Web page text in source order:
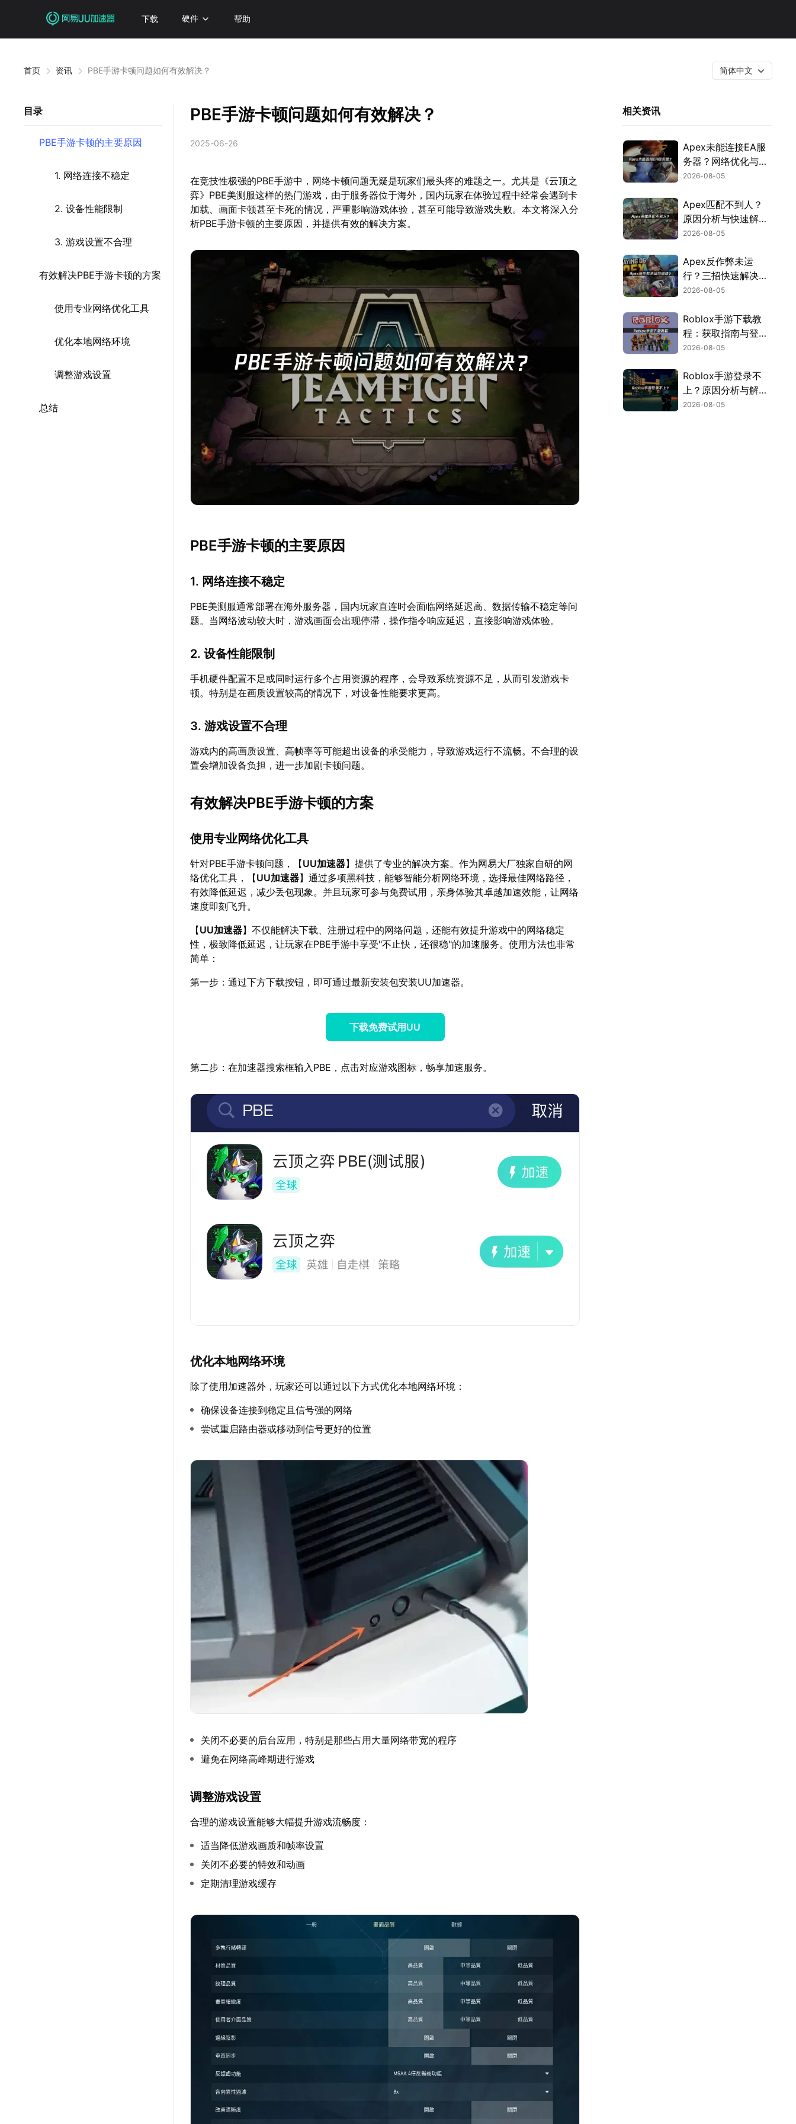
下载 硬件 帮助
首页 资讯 PBE手游卡顿问题如何有效解决？ 简体中文
目录
PBE手游卡顿的主要原因
1. 网络连接不稳定
2. 设备性能限制
3. 游戏设置不合理
有效解决PBE手游卡顿的方案
使用专业网络优化工具
优化本地网络环境
调整游戏设置
总结
PBE手游卡顿问题如何有效解决？
2025-06-26
在竞技性极强的PBE手游中，网络卡顿问题无疑是玩家们最头疼的难题之一。尤其是《云顶之
弈》PBE美测服这样的热门游戏，由于服务器位于海外，国内玩家在体验过程中经常会遇到卡
加载、画面卡顿甚至卡死的情况，严重影响游戏体验，甚至可能导致游戏失败。本文将深入分
析PBE手游卡顿的主要原因，并提供有效的解决方案。
PBE手游卡顿的主要原因
1. 网络连接不稳定
PBE美测服通常部署在海外服务器，国内玩家直连时会面临网络延迟高、数据传输不稳定等问
题。当网络波动较大时，游戏画面会出现停滞，操作指令响应延迟，直接影响游戏体验。
2. 设备性能限制
手机硬件配置不足或同时运行多个占用资源的程序，会导致系统资源不足，从而引发游戏卡
顿。特别是在画质设置较高的情况下，对设备性能要求更高。
3. 游戏设置不合理
游戏内的高画质设置、高帧率等可能超出设备的承受能力，导致游戏运行不流畅。不合理的设
置会增加设备负担，进一步加剧卡顿问题。
有效解决PBE手游卡顿的方案
使用专业网络优化工具
针对PBE手游卡顿问题，【UU加速器】提供了专业的解决方案。作为网易大厂独家自研的网
络优化工具，【UU加速器】通过多项黑科技，能够智能分析网络环境，选择最佳网络路径，
有效降低延迟，减少丢包现象。并且玩家可参与免费试用，亲身体验其卓越加速效能，让网络
速度即刻飞升。
【UU加速器】不仅能解决下载、注册过程中的网络问题，还能有效提升游戏中的网络稳定
性，极致降低延迟，让玩家在PBE手游中享受"不止快，还很稳"的加速服务。使用方法也非常
简单：
第一步：通过下方下载按钮，即可通过最新安装包安装UU加速器。
下载免费试用UU
第二步：在加速器搜索框输入PBE，点击对应游戏图标，畅享加速服务。
优化本地网络环境
除了使用加速器外，玩家还可以通过以下方式优化本地网络环境：
确保设备连接到稳定且信号强的网络
尝试重启路由器或移动到信号更好的位置
关闭不必要的后台应用，特别是那些占用大量网络带宽的程序
避免在网络高峰期进行游戏
调整游戏设置
合理的游戏设置能够大幅提升游戏流畅度：
适当降低游戏画质和帧率设置
关闭不必要的特效和动画
定期清理游戏缓存
相关资讯
Apex未能连接EA服
务器？网络优化与故
障排查指南！
2026-08-05
Apex匹配不到人？
原因分析与快速解决
方案！
2026-08-05
Apex反作弊未运
行？三招快速解决方
案！
2026-08-05
Roblox手游下载教
程：获取指南与登录
解决方案！
2026-08-05
Roblox手游登录不
上？原因分析与解决
方案！
2026-08-05